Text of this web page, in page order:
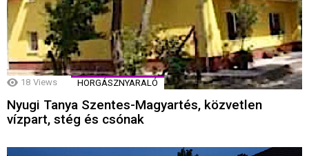
18 Views HORGÁSZNYARALÓ
Nyugi Tanya Szentes-Magyartés, közvetlen
vízpart, stég és csónak